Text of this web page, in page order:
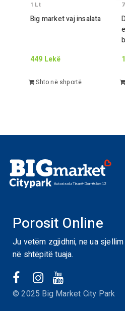
Big market vaj insalata
1 Lt
449 Lekë
Shto në shportë
Porosit Online
Ju vetëm zgjidhni, ne ua sjellim
në shtëpitë tuaja.
© 2025 Big Market City Park